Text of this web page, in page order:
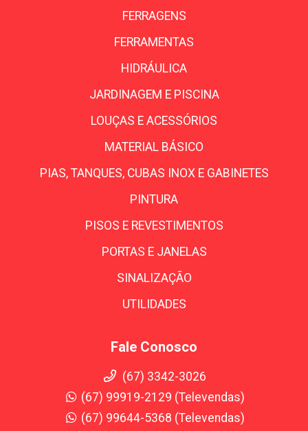
FERRAGENS
FERRAMENTAS
HIDRÁULICA
JARDINAGEM E PISCINA
LOUÇAS E ACESSÓRIOS
MATERIAL BÁSICO
PIAS, TANQUES, CUBAS INOX E GABINETES
PINTURA
PISOS E REVESTIMENTOS
PORTAS E JANELAS
SINALIZAÇÃO
UTILIDADES
Fale Conosco
(67) 3342-3026
(67) 99919-2129 (Televendas)
(67) 99644-5368 (Televendas)